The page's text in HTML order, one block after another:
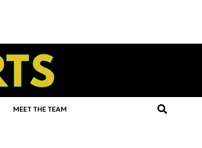
MEET THE TEAM